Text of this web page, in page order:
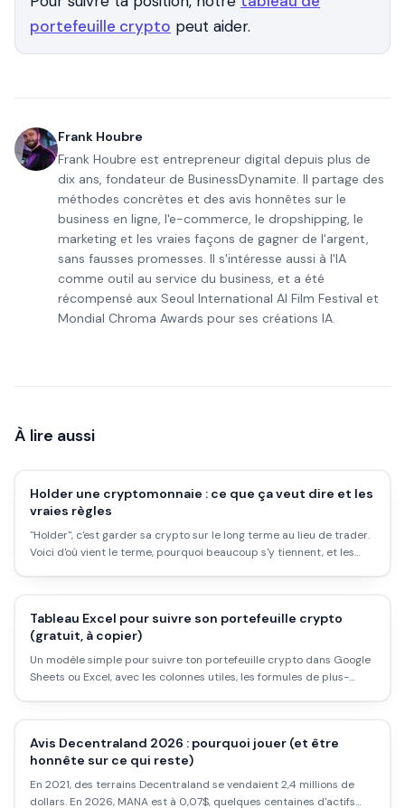
portefeuille crypto peut aider.
Frank Houbre
Frank Houbre est entrepreneur digital depuis plus de
dix ans, fondateur de BusinessDynamite. Il partage des
méthodes concrètes et des avis honnêtes sur le
business en ligne, l'e-commerce, le dropshipping, le
marketing et les vraies façons de gagner de l'argent,
sans fausses promesses. Il s'intéresse aussi à l'IA
comme outil au service du business, et a été
récompensé aux Seoul International AI Film Festival et
Mondial Chroma Awards pour ses créations IA.
À lire aussi
Holder une cryptomonnaie : ce que ça veut dire et les
vraies règles
"Holder", c'est garder sa crypto sur le long terme au lieu de trader.
Voici d'où vient le terme, pourquoi beaucoup s'y tiennent, et les
Tableau Excel pour suivre son portefeuille crypto
(gratuit, à copier)
Un modèle simple pour suivre ton portefeuille crypto dans Google
Sheets ou Excel, avec les colonnes utiles, les formules de plus-
Avis Decentraland 2026 : pourquoi jouer (et être
honnête sur ce qui reste)
En 2021, des terrains Decentraland se vendaient 2,4 millions de
dollars. En 2026, MANA est à 0,07$, quelques centaines d'actifs